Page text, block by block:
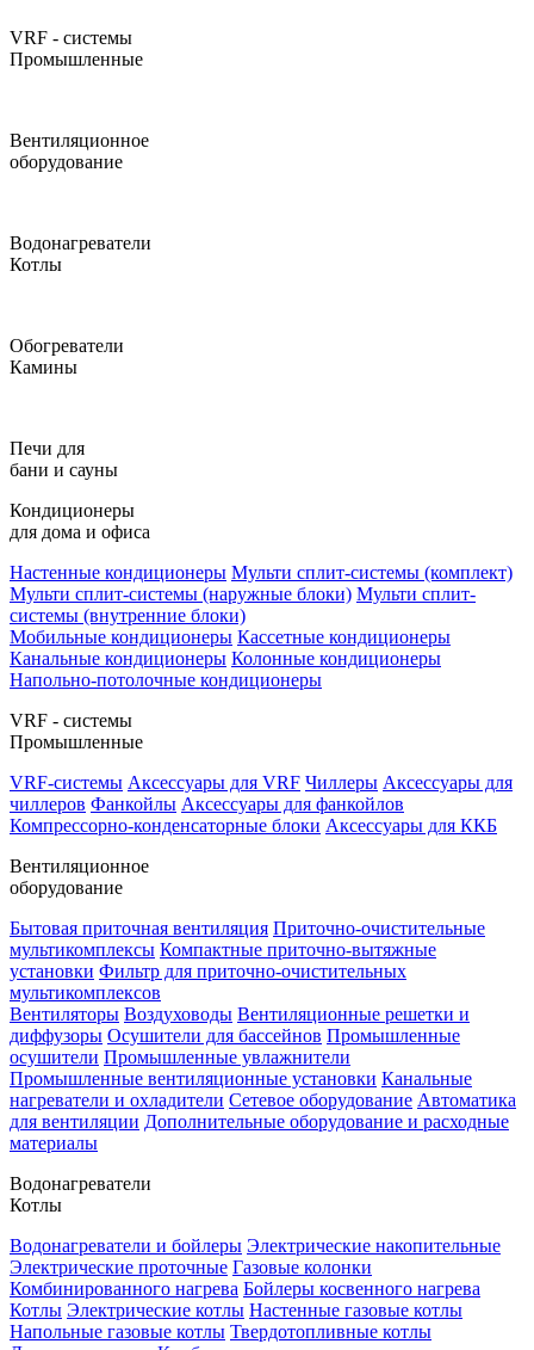
VRF - системы
Промышленные
Вентиляционное
оборудование
Водонагреватели
Котлы
Обогреватели
Камины
Печи для
бани и сауны
Кондиционеры
для дома и офиса
Настенные кондиционеры Мульти сплит-системы (комплект)
Мульти сплит-системы (наружные блоки) Мульти сплит-
системы (внутренние блоки)
Мобильные кондиционеры Кассетные кондиционеры
Канальные кондиционеры Колонные кондиционеры
Напольно-потолочные кондиционеры
VRF - системы
Промышленные
VRF-системы Аксессуары для VRF Чиллеры Аксессуары для
чиллеров Фанкойлы Аксессуары для фанкойлов
Компрессорно-конденсаторные блоки Аксессуары для ККБ
Вентиляционное
оборудование
Бытовая приточная вентиляция Приточно-очистительные
мультикомплексы Компактные приточно-вытяжные
установки Фильтр для приточно-очистительных
мультикомплексов
Вентиляторы Воздуховоды Вентиляционные решетки и
диффузоры Осушители для бассейнов Промышленные
осушители Промышленные увлажнители
Промышленные вентиляционные установки Канальные
нагреватели и охладители Сетевое оборудование Автоматика
для вентиляции Дополнительные оборудование и расходные
материалы
Водонагреватели
Котлы
Водонагреватели и бойлеры Электрические накопительные
Электрические проточные Газовые колонки
Комбинированного нагрева Бойлеры косвенного нагрева
Котлы Электрические котлы Настенные газовые котлы
Напольные газовые котлы Твердотопливные котлы